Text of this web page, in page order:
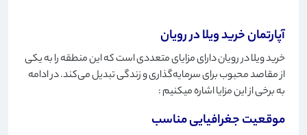
آپارتمان خرید ویلا در رویان
خرید ویلا در رویان دارای مزایای متعددی است که این منطقه را به یکی
از مقاصد محبوب برای سرمایه‌گذاری و زندگی تبدیل می‌کند. در ادامه
به برخی از این مزایا اشاره میکنیم:
موقعیت جغرافیایی مناسب